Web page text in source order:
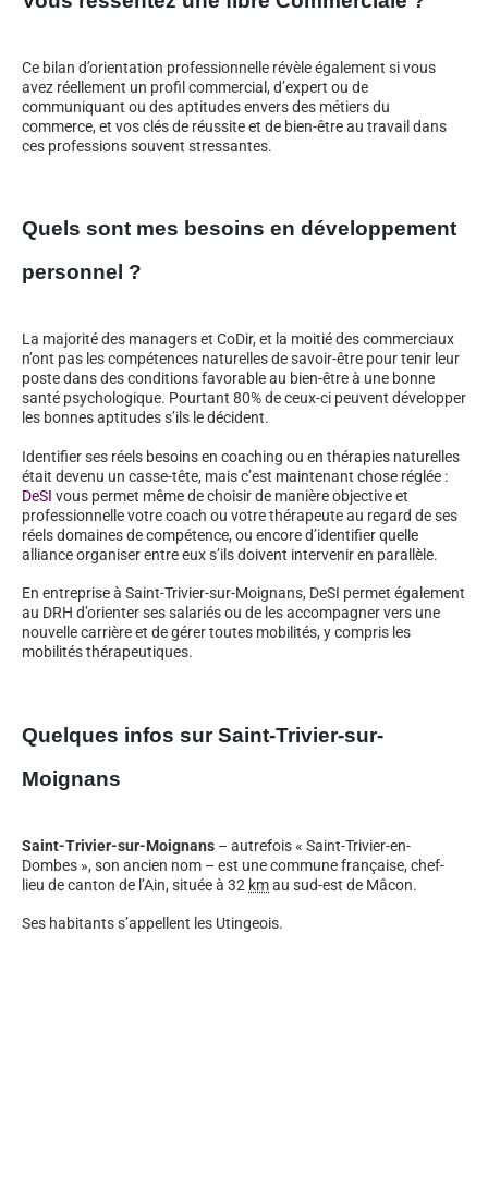
Ce bilan d’orientation professionnelle révèle également si vous
avez réellement un profil commercial, d’expert ou de
communiquant ou des aptitudes envers des métiers du
commerce, et vos clés de réussite et de bien-être au travail dans
ces professions souvent stressantes.
Quels sont mes besoins en développement
personnel ?
La majorité des managers et CoDir, et la moitié des commerciaux
n’ont pas les compétences naturelles de savoir-être pour tenir leur
poste dans des conditions favorable au bien-être à une bonne
santé psychologique. Pourtant 80% de ceux-ci peuvent développer
les bonnes aptitudes s’ils le décident.
Identifier ses réels besoins en coaching ou en thérapies naturelles
était devenu un casse-tête, mais c’est maintenant chose réglée :
DeSI vous permet même de choisir de manière objective et
professionnelle votre coach ou votre thérapeute au regard de ses
réels domaines de compétence, ou encore d’identifier quelle
alliance organiser entre eux s’ils doivent intervenir en parallèle.
En entreprise à Saint-Trivier-sur-Moignans, DeSI permet également
au DRH d’orienter ses salariés ou de les accompagner vers une
nouvelle carrière et de gérer toutes mobilités, y compris les
mobilités thérapeutiques.
Quelques infos sur Saint-Trivier-sur-
Moignans
Saint-Trivier-sur-Moignans – autrefois « Saint-Trivier-en-
Dombes », son ancien nom – est une commune française, chef-
lieu de canton de l’Ain, située à 32 kmau sud-est de Mâcon.
Ses habitants s’appellent les Utingeois.